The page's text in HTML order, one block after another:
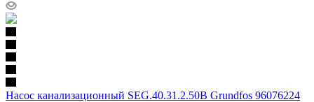
Насос канализационный SEG.40.31.2.50B Grundfos 96076224